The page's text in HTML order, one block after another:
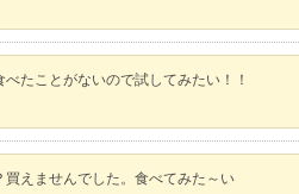
たことがないので試してみたい！！
えませんでした。食べてみた～い